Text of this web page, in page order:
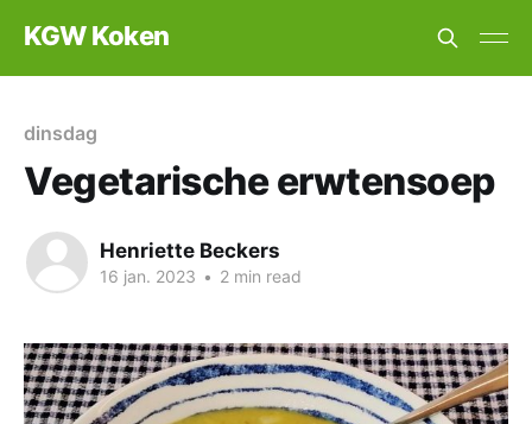
KGW Koken
dinsdag
Vegetarische erwtensoep
Henriette Beckers
16 jan. 2023 • 2 min read